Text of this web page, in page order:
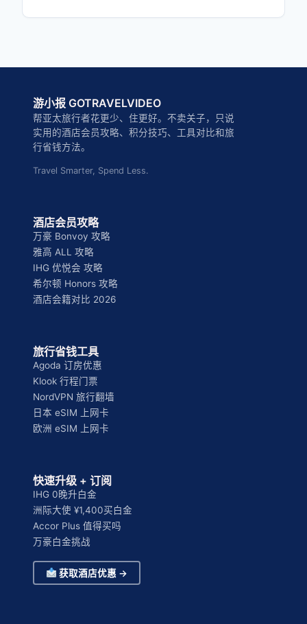
游小报 GOTRAVELVIDEO
帮亚太旅行者花更少、住更好。不卖关子，只说
实用的酒店会员攻略、积分技巧、工具对比和旅
行省钱方法。
Travel Smarter, Spend Less.
酒店会员攻略
万豪 Bonvoy 攻略
雅高 ALL 攻略
IHG 优悦会 攻略
希尔顿 Honors 攻略
酒店会籍对比 2026
旅行省钱工具
Agoda 订房优惠
Klook 行程门票
NordVPN 旅行翻墙
日本 eSIM 上网卡
欧洲 eSIM 上网卡
快速升级 + 订阅
IHG 0晚升白金
洲际大使 ¥1,400买白金
Accor Plus 值得买吗
万豪白金挑战
获取酒店优惠 →